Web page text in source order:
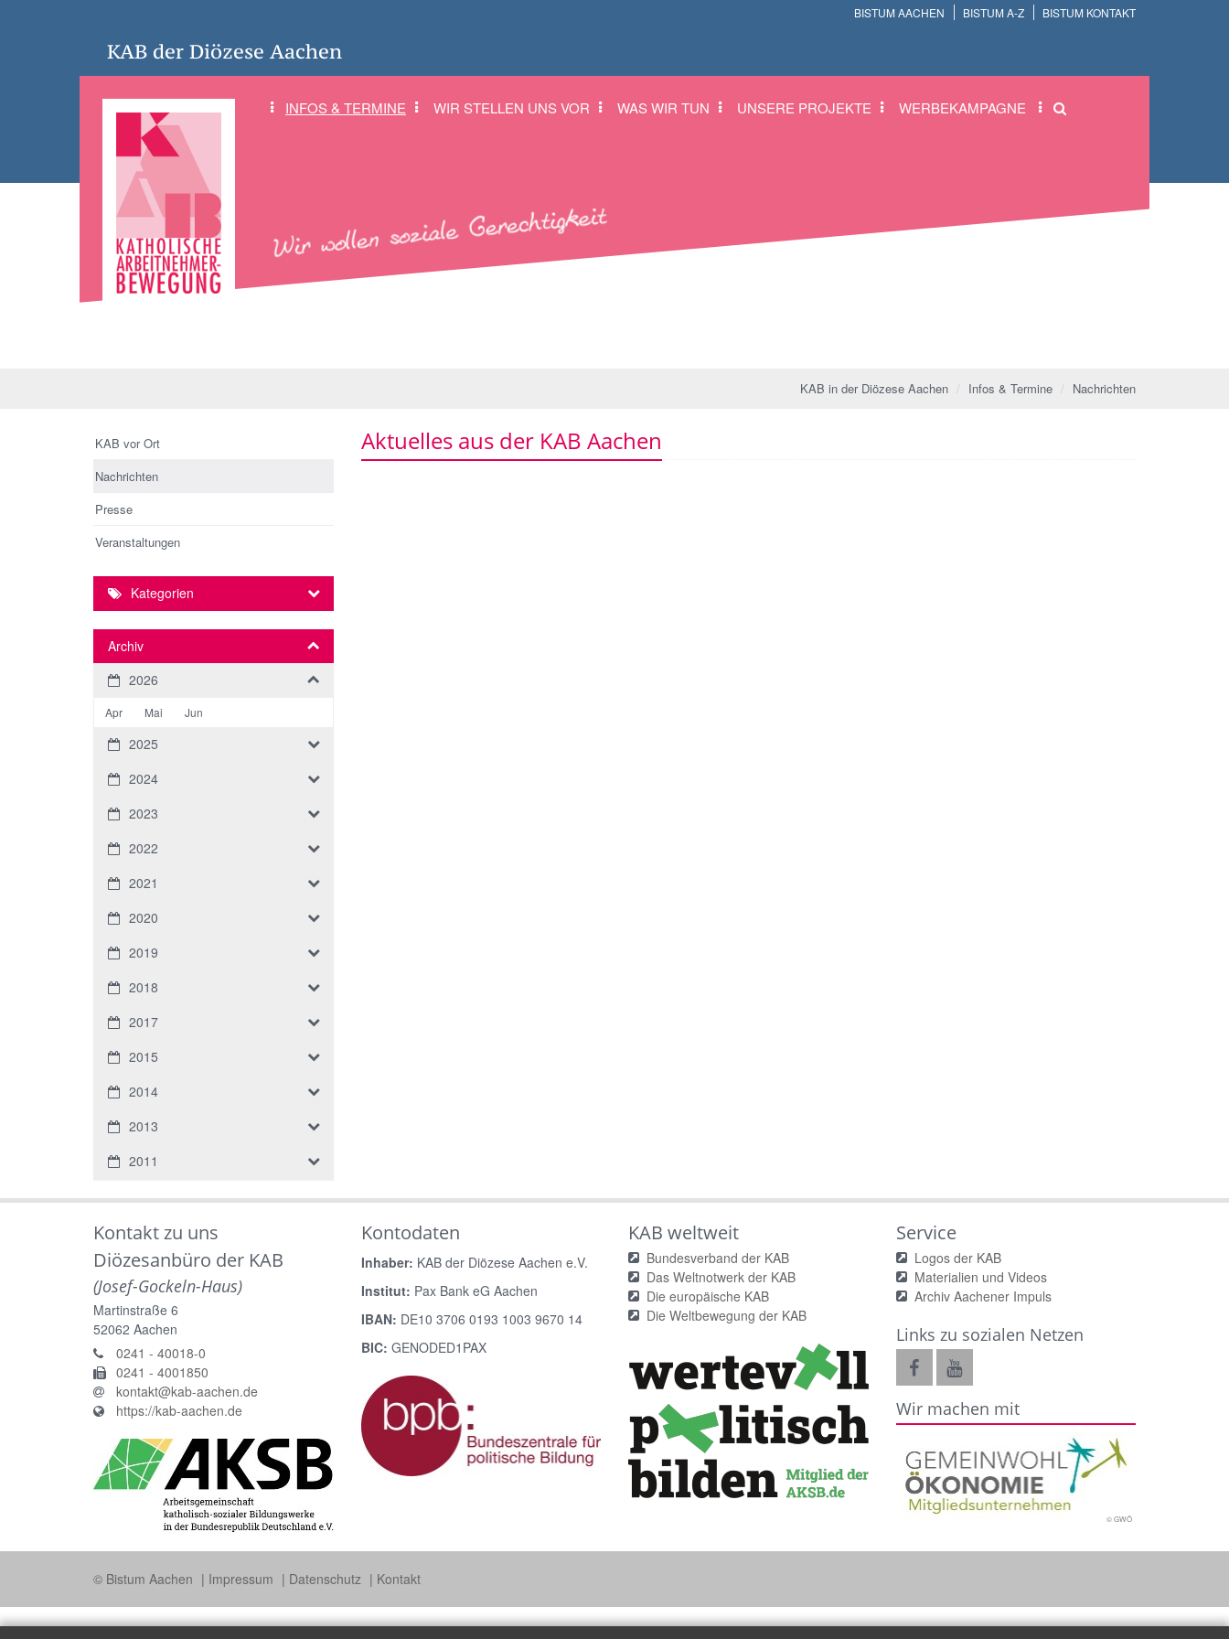
BISTUM AACHEN BISTUM A-Z BISTUM KONTAKT
KAB der Diözese Aachen
INFOS & TERMINE WIR STELLEN UNS VOR WAS WIR TUN UNSERE PROJEKTE WERBEKAMPAGNE
KAB in der Diözese Aachen Infos & Termine Nachrichten
Aktuelles aus der KAB Aachen
KAB vor Ort
Nachrichten
Presse
Veranstaltungen
Kategorien
Archiv
2026
Apr Mai Jun
2025
2024
2023
2022
2021
2020
2019
2018
2017
2015
2014
2013
2011
Kontakt zu uns
Diözesanbüro der KAB
(Josef-Gockeln-Haus)
Martinstraße 6
52062 Aachen
0241 - 40018-0
0241 - 4001850
kontakt@kab-aachen.de
https://kab-aachen.de
Kontodaten
Inhaber: KAB der Diözese Aachen e.V.
Institut: Pax Bank eG Aachen
IBAN: DE10 3706 0193 1003 9670 14
BIC: GENODED1PAX
KAB weltweit
Bundesverband der KAB
Das Weltnotwerk der KAB
Die europäische KAB
Die Weltbewegung der KAB
Service
Logos der KAB
Materialien und Videos
Archiv Aachener Impuls
Links zu sozialen Netzen
Wir machen mit
© GWÖ
© Bistum Aachen Impressum Datenschutz Kontakt